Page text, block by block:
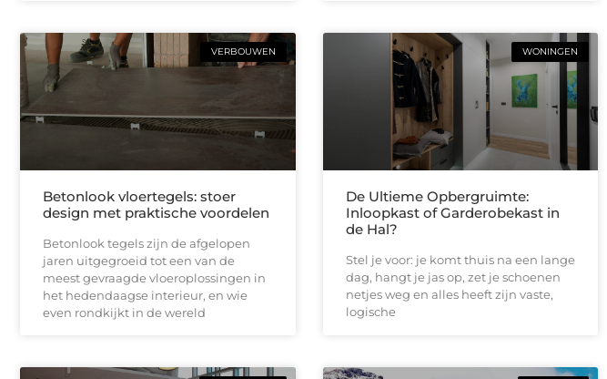
VERBOUWEN
Betonlook vloertegels: stoer
design met praktische voordelen
Betonlook tegels zijn de afgelopen
jaren uitgegroeid tot een van de
meest gevraagde vloeroplossingen in
het hedendaagse interieur, en wie
even rondkijkt in de wereld
WONINGEN
De Ultieme Opbergruimte:
Inloopkast of Garderobekast in
de Hal?
Stel je voor: je komt thuis na een lange
dag, hangt je jas op, zet je schoenen
netjes weg en alles heeft zijn vaste,
logische